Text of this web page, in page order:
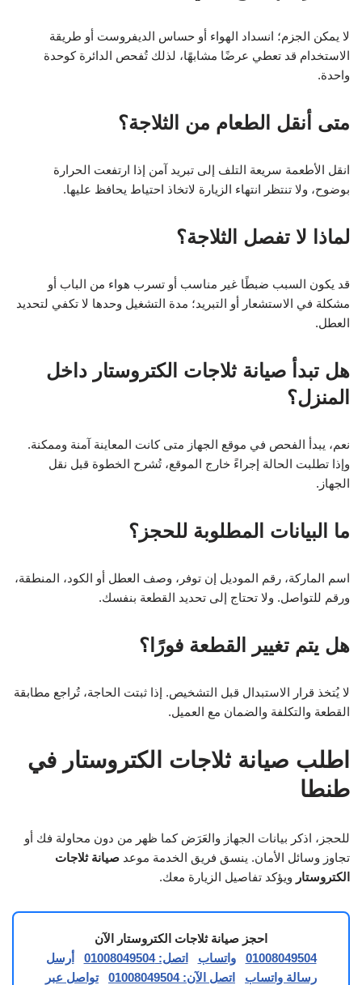
لا يمكن الجزم؛ انسداد الهواء أو حساس الديفروست أو طريقة
الاستخدام قد تعطي عرضًا مشابهًا، لذلك تُفحص الدائرة كوحدة
واحدة.
متى أنقل الطعام من الثلاجة؟
انقل الأطعمة سريعة التلف إلى تبريد آمن إذا ارتفعت الحرارة
بوضوح، ولا تنتظر انتهاء الزيارة لاتخاذ احتياط يحافظ عليها.
لماذا لا تفصل الثلاجة؟
قد يكون السبب ضبطًا غير مناسب أو تسرب هواء من الباب أو
مشكلة في الاستشعار أو التبريد؛ مدة التشغيل وحدها لا تكفي لتحديد
العطل.
هل تبدأ صيانة ثلاجات الكتروستار داخل
المنزل؟
نعم، يبدأ الفحص في موقع الجهاز متى كانت المعاينة آمنة وممكنة.
وإذا تطلبت الحالة إجراءً خارج الموقع، تُشرح الخطوة قبل نقل
الجهاز.
ما البيانات المطلوبة للحجز؟
اسم الماركة، رقم الموديل إن توفر، وصف العطل أو الكود، المنطقة،
ورقم للتواصل. ولا تحتاج إلى تحديد القطعة بنفسك.
هل يتم تغيير القطعة فورًا؟
لا يُتخذ قرار الاستبدال قبل التشخيص. إذا ثبتت الحاجة، تُراجع مطابقة
القطعة والتكلفة والضمان مع العميل.
اطلب صيانة ثلاجات الكتروستار في
طنطا
للحجز، اذكر بيانات الجهاز والعَرَض كما ظهر من دون محاولة فك أو
تجاوز وسائل الأمان. ينسق فريق الخدمة موعد صيانة ثلاجات
الكتروستار ويؤكد تفاصيل الزيارة معك.
احجز صيانة ثلاجات الكتروستار الآن
01008049504
واتساب اتصل: 01008049504
أرسل
رسالة واتساب
اتصل الآن: 01008049504 تواصل عبر